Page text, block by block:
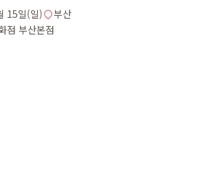
15일(일)
부산
점 부산본점